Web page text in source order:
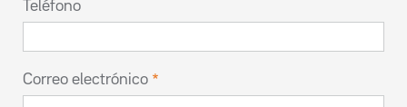
Teléfono
Correo electrónico